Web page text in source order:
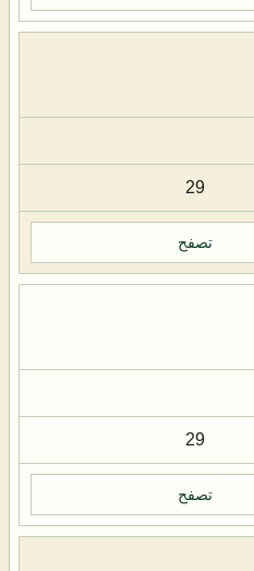
29
تصفح
29
تصفح